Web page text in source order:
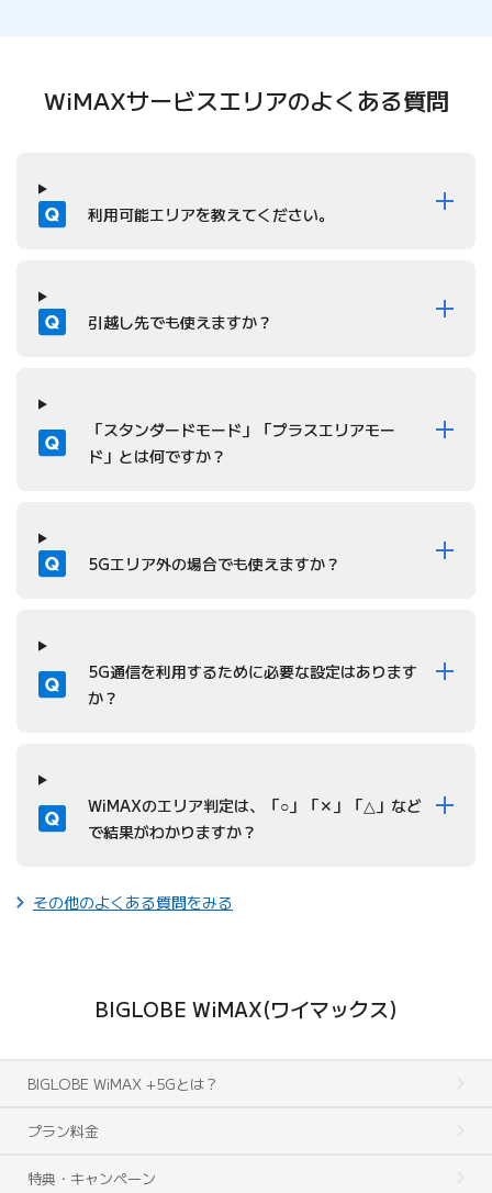
WiMAXサービスエリアのよくある質問
質問 利用可能エリアを教えてください。
質問 引越し先でも使えますか？
質問
「スタンダードモード」「プラスエリアモー
ド」とは何ですか？
質問 5Gエリア外の場合でも使えますか？
質問
5G通信を利用するために必要な設定はあります
か？
質問
WiMAXのエリア判定は、「○」「✕」「△」など
で結果がわかりますか？
その他のよくある質問をみる
BIGLOBE WiMAX(ワイマックス)
BIGLOBE WiMAX +5Gとは？
プラン料金
特典・キャンペーン